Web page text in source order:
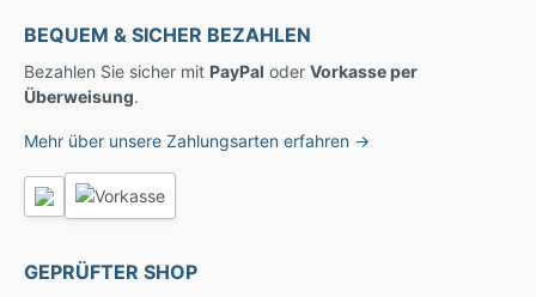
BEQUEM & SICHER BEZAHLEN
Bezahlen Sie sicher mit PayPal oder Vorkasse per
Überweisung.
Mehr über unsere Zahlungsarten erfahren →
GEPRÜFTER SHOP